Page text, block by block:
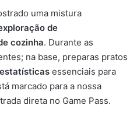
uma mistura
de
cozinha. Durante as
na base, preparas pratos
essenciais para
marcado para a nossa
direta no Game Pass.